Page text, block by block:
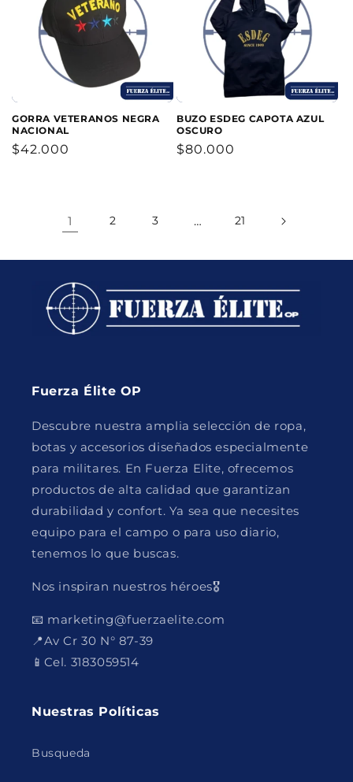
GORRA VETERANOS NEGRA
NACIONAL
Precio
$42.000
BUZO ESDEG CAPOTA AZUL
OSCURO
Precio
$80.000
1 2 3 … 21
Fuerza Élite OP
Descubre nuestra amplia selección de ropa,
botas y accesorios diseñados especialmente
para militares. En Fuerza Elite, ofrecemos
productos de alta calidad que garantizan
durabilidad y confort. Ya sea que necesites
equipo para el campo o para uso diario,
tenemos lo que buscas.
Nos inspiran nuestros héroes🎖️
📧 marketing@fuerzaelite.com
📍Av Cr 30 N° 87-39
📱Cel. 3183059514
Nuestras Políticas
Busqueda